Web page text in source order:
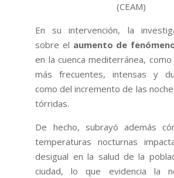
(CEAM)
En su intervención, la
sobre el aumento de
en la cuenca mediterránea,
más frecuentes, intensas y
como del incremento de las
tórridas.
De hecho, subrayó además
temperaturas nocturnas
desigual en la salud de la
ciudad, lo que evidencia la